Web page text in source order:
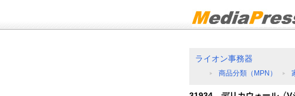
ライオン事務器
商品分類（MPN）